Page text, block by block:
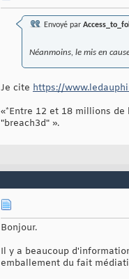
Envoyé par
Néanmoins, le mis en
Je cite https://
«*Entre 12 et 18 millions
"breach3d" ».
Bonjour.
Il y a beaucoup
emballement du fait